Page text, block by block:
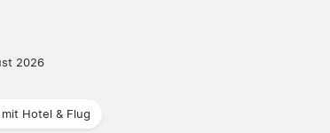
2026
mit Hotel & Flug